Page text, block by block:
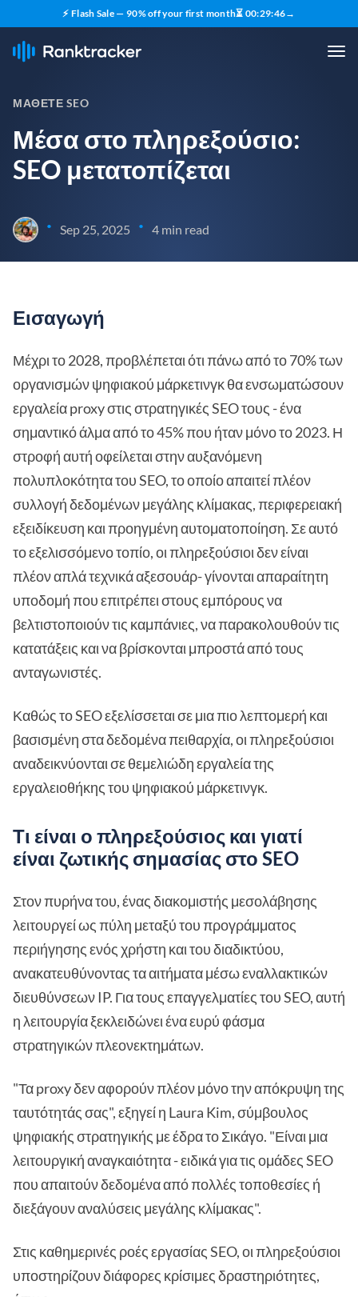
⚡ Flash Sale — 90% off your first month⏳ 00:29:45→
ΜΆΘΕΤΕ SEO
Μέσα στο πληρεξούσιο:
SEO μετατοπίζεται
• Sep 25, 2025 • 4 min read
Εισαγωγή
Μέχρι το 2028, προβλέπεται ότι πάνω από το 70% των
οργανισμών ψηφιακού μάρκετινγκ θα ενσωματώσουν
εργαλεία proxy στις στρατηγικές SEO τους - ένα
σημαντικό άλμα από το 45% που ήταν μόνο το 2023. Η
στροφή αυτή οφείλεται στην αυξανόμενη
πολυπλοκότητα του SEO, το οποίο απαιτεί πλέον
συλλογή δεδομένων μεγάλης κλίμακας, περιφερειακή
εξειδίκευση και προηγμένη αυτοματοποίηση. Σε αυτό
το εξελισσόμενο τοπίο, οι πληρεξούσιοι δεν είναι
πλέον απλά τεχνικά αξεσουάρ- γίνονται απαραίτητη
υποδομή που επιτρέπει στους εμπόρους να
βελτιστοποιούν τις καμπάνιες, να παρακολουθούν τις
κατατάξεις και να βρίσκονται μπροστά από τους
ανταγωνιστές.
Καθώς το SEO εξελίσσεται σε μια πιο λεπτομερή και
βασισμένη στα δεδομένα πειθαρχία, οι πληρεξούσιοι
αναδεικνύονται σε θεμελιώδη εργαλεία της
εργαλειοθήκης του ψηφιακού μάρκετινγκ.
Τι είναι ο πληρεξούσιος και γιατί
είναι ζωτικής σημασίας στο SEO
Στον πυρήνα του, ένας διακομιστής μεσολάβησης
λειτουργεί ως πύλη μεταξύ του προγράμματος
περιήγησης ενός χρήστη και του διαδικτύου,
ανακατευθύνοντας τα αιτήματα μέσω εναλλακτικών
διευθύνσεων IP. Για τους επαγγελματίες του SEO, αυτή
η λειτουργία ξεκλειδώνει ένα ευρύ φάσμα
στρατηγικών πλεονεκτημάτων.
"Τα proxy δεν αφορούν πλέον μόνο την απόκρυψη της
ταυτότητάς σας", εξηγεί η Laura Kim, σύμβουλος
ψηφιακής στρατηγικής με έδρα το Σικάγο. "Είναι μια
λειτουργική αναγκαιότητα - ειδικά για τις ομάδες SEO
που απαιτούν δεδομένα από πολλές τοποθεσίες ή
διεξάγουν αναλύσεις μεγάλης κλίμακας".
Στις καθημερινές ροές εργασίας SEO, οι πληρεξούσιοι
υποστηρίζουν διάφορες κρίσιμες δραστηριότητες,